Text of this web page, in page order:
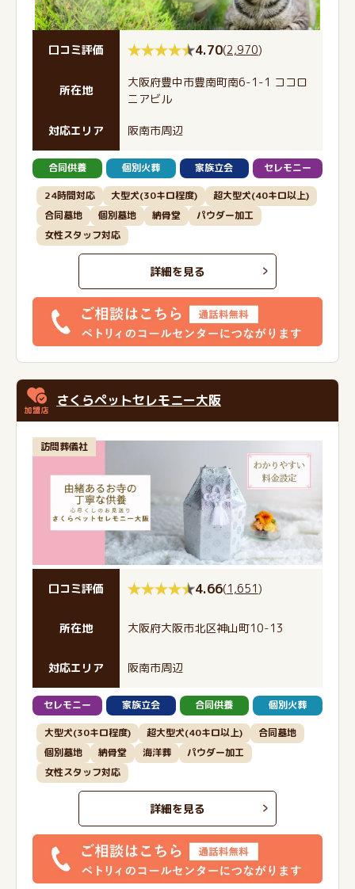
口コミ評価 4.70(2,970)
所在地
大阪府豊中市豊南町南6-1-1 ココロ
ニアビル
対応エリア 阪南市周辺
合同供養 個別火葬 家族立会 セレモニー
24時間対応 大型犬(30キロ程度)
超大型犬(40キロ以上)
合同墓地
個別墓地 納骨堂
パウダー加工
女性スタッフ対応
詳細を見る
さくらペットセレモニー大阪
訪問葬儀社
口コミ評価 4.66(1,651)
所在地 大阪府大阪市北区神山町10-13
対応エリア 阪南市周辺
セレモニー 家族立会 合同供養 個別火葬
大型犬(30キロ程度) 超大型犬(40キロ以上)
合同墓地
個別墓地
納骨堂 海洋葬
パウダー加工
女性スタッフ対応
詳細を見る